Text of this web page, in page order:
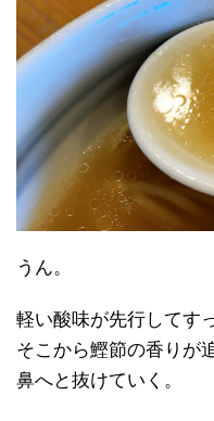
うん。
軽い酸味が先行してす
そこから鰹節の香りが
鼻へと抜けていく。